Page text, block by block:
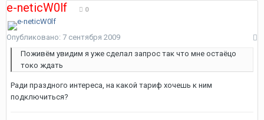
e-neticW0lf 0
Опубликовано: 7 сентября 2009
Поживём увидим я уже сделал запрос так что мне остаёцо
токо ждать
Ради праздного интереса, на какой тариф хочешь к ним
подключиться?